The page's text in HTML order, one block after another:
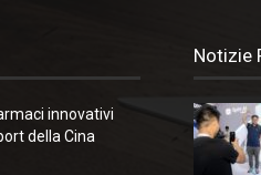
innovativi
della Cina
Notizie